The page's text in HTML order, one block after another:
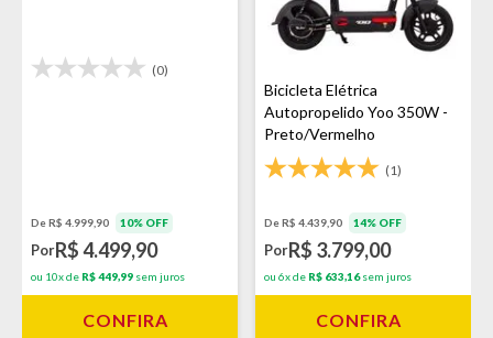
(0)
De R$ 4.999,90 10% OFF
PorR$ 4.499,90
ou 10x de R$ 449,99 sem juros
CONFIRA
Bicicleta Elétrica
Autopropelido Yoo 350W -
Preto/Vermelho
(1)
De R$ 4.439,90 14% OFF
PorR$ 3.799,00
ou 6x de R$ 633,16sem juros
CONFIRA